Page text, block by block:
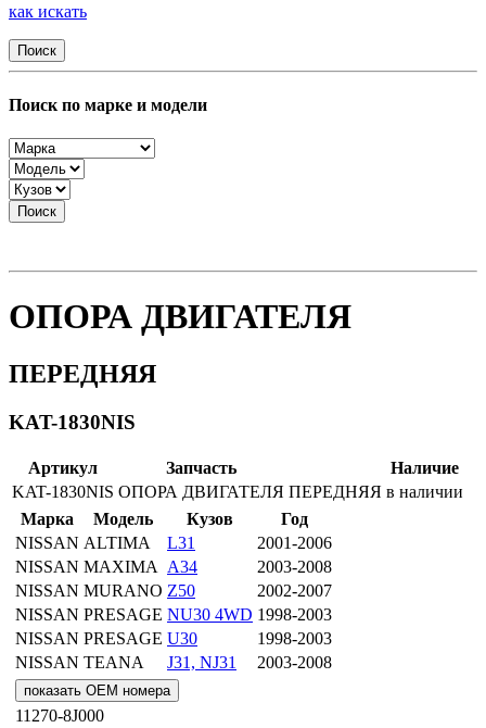
как искать
Поиск
Поиск по марке и модели
Поиск
ОПОРА ДВИГАТЕЛЯ
ПЕРЕДНЯЯ
KAT-1830NIS
Артикул Запчасть
Наличие
KAT-1830NIS ОПОРА ДВИГАТЕЛЯ ПЕРЕДНЯЯ в наличии
Марка
Модель Кузов
Год
NISSAN ALTIMA L31
2001-2006
NISSAN MAXIMA A34
2003-2008
NISSAN MURANO Z50
2002-2007
NISSAN PRESAGE NU30 4WD 1998-2003
NISSAN PRESAGE U30
1998-2003
NISSAN TEANA J31, NJ31 2003-2008
показать OEM номера
11270-8J000